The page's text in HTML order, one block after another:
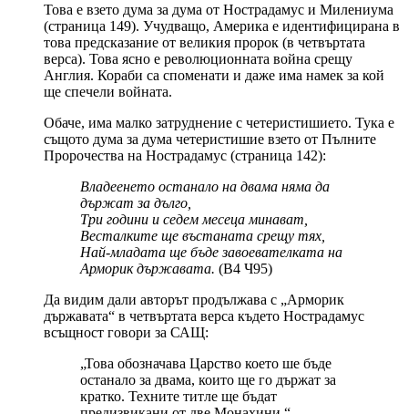
Това е взето дума за дума от Нострадамус и Милениума
(страница 149). Учудващо, Америка е идентифицирана в
това предсказание от великия пророк (в четвъртата
верса). Това ясно е революционната война срещу
Англия. Кораби са споменати и даже има намек за кой
ще спечели войната.
Обаче, има малко затруднение с четеристишието. Тука е
същото дума за дума четеристишие взето от Пълните
Пророчества на Нострадамус (страница 142):
Владеенето останало на двама няма да
държат за дълго,
Три години и седем месеца минават,
Весталките ще въстаната срещу тях,
Най-младата ще бъде завоевателката на
Арморик държавата. (В4 Ч95)
Да видим дали авторът продължава с „Арморик
държавата“ в четвъртата верса където Нострадамус
всъщност говори за САЩ:
„Това обозначава Царство което ше бъде
останало за двама, които ще го държат за
кратко. Техните титле ще бъдат